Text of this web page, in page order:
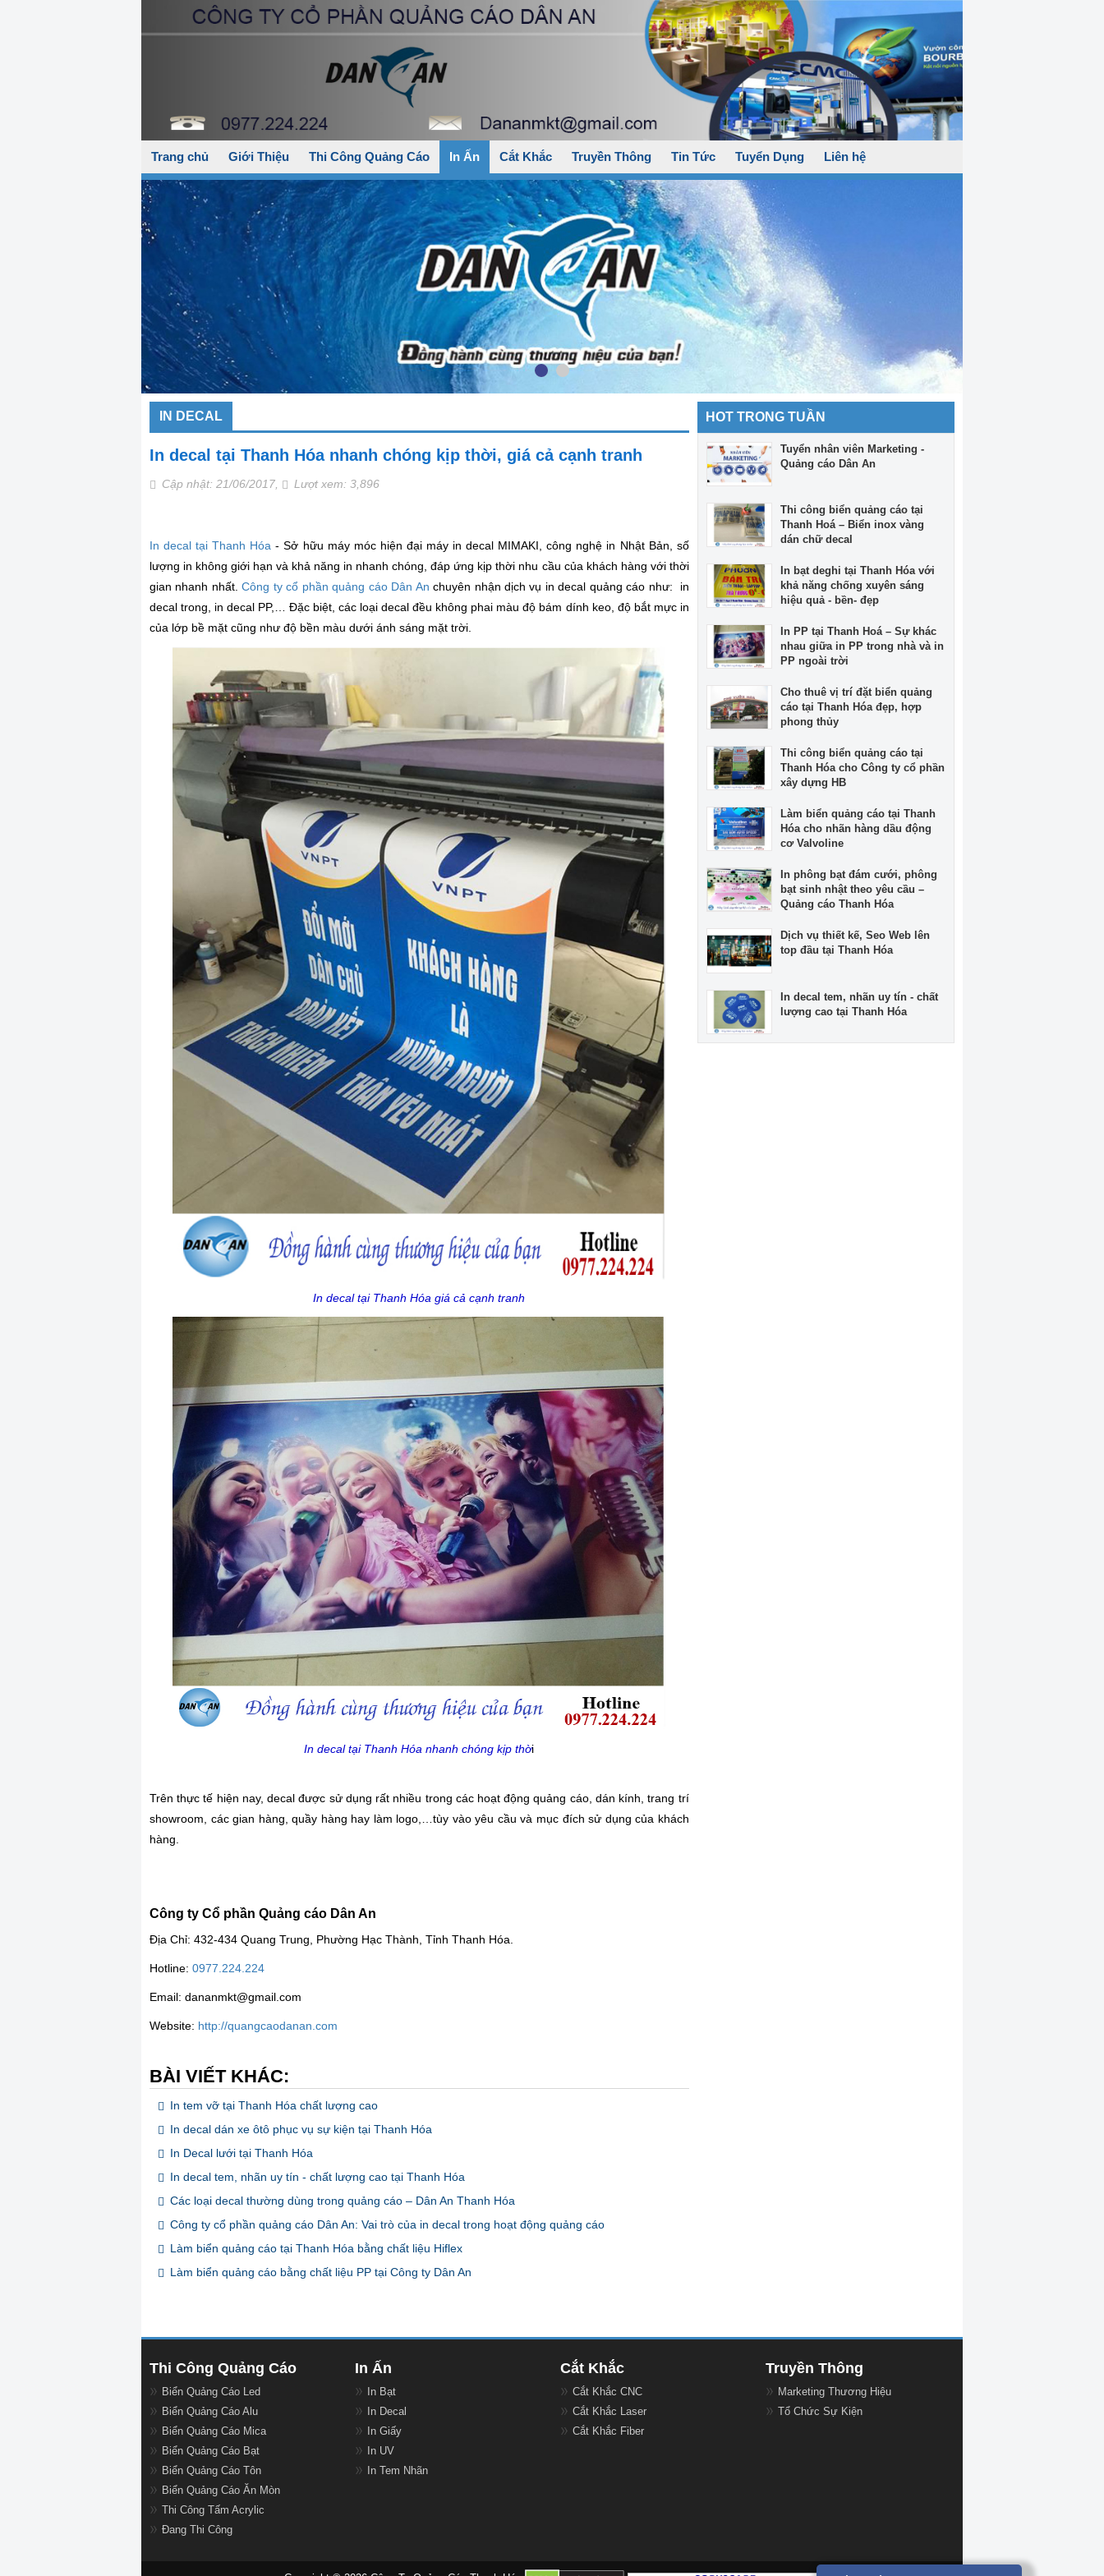
Trang chủ Giới Thiệu Thi Công Quảng Cáo In Ấn Cắt Khắc Truyền Thông Tin Tức Tuyển Dụng Liên hệ
IN DECAL
In decal tại Thanh Hóa nhanh chóng kịp thời, giá cả cạnh tranh
Cập nhật: 21/06/2017, Lượt xem: 3,896
In decal tại Thanh Hóa - Sở hữu máy móc hiện đại máy in decal MIMAKI, công nghệ in Nhật Bản, số
lượng in không giới hạn và khả năng in nhanh chóng, đáp ứng kịp thời nhu cầu của khách hàng với thời
gian nhanh nhất.Công ty cổ phần quảng cáo Dân An chuyên nhận dịch vụ in decal quảng cáo như: in
decal trong, in decal PP,… Đặc biệt, các loại decal đều không phai màu độ bám dính keo, độ bắt mực in
của lớp bề mặt cũng như độ bền màu dưới ánh sáng mặt trời.
In decal tại Thanh Hóa giá cả cạnh tranh
In decal tại Thanh Hóa nhanh chóng kịp thời
Trên thực tế hiện nay, decal được sử dụng rất nhiều trong các hoạt động quảng cáo, dán kính, trang trí
showroom, các gian hàng, quầy hàng hay làm logo,…tùy vào yêu cầu và mục đích sử dụng của khách
hàng.
Công ty Cổ phần Quảng cáo Dân An
Địa Chỉ: 432-434 Quang Trung, Phường Hạc Thành, Tỉnh Thanh Hóa.
Hotline: 0977.224.224
Email: dananmkt@gmail.com
Website: http://quangcaodanan.com
BÀI VIẾT KHÁC:
In tem vỡ tại Thanh Hóa chất lượng cao
In decal dán xe ôtô phục vụ sự kiện tại Thanh Hóa
In Decal lưới tại Thanh Hóa
In decal tem, nhãn uy tín - chất lượng cao tại Thanh Hóa
Các loại decal thường dùng trong quảng cáo – Dân An Thanh Hóa
Công ty cổ phần quảng cáo Dân An: Vai trò của in decal trong hoạt động quảng cáo
Làm biển quảng cáo tại Thanh Hóa bằng chất liệu Hiflex
Làm biển quảng cáo bằng chất liệu PP tại Công ty Dân An
HOT TRONG TUẦN
Tuyển nhân viên Marketing -
Quảng cáo Dân An
Thi công biển quảng cáo tại
Thanh Hoá – Biển inox vàng
dán chữ decal
In bạt deghi tại Thanh Hóa với
khả năng chống xuyên sáng
hiệu quả - bền- đẹp
In PP tại Thanh Hoá – Sự khác
nhau giữa in PP trong nhà và in
PP ngoài trời
Cho thuê vị trí đặt biển quảng
cáo tại Thanh Hóa đẹp, hợp
phong thủy
Thi công biển quảng cáo tại
Thanh Hóa cho Công ty cổ phần
xây dựng HB
Làm biển quảng cáo tại Thanh
Hóa cho nhãn hàng dầu động
cơ Valvoline
In phông bạt đám cưới, phông
bạt sinh nhật theo yêu cầu –
Quảng cáo Thanh Hóa
Dịch vụ thiết kế, Seo Web lên
top đầu tại Thanh Hóa
In decal tem, nhãn uy tín - chất
lượng cao tại Thanh Hóa
Thi Công Quảng Cáo
Biển Quảng Cáo Led
Biển Quảng Cáo Alu
Biển Quảng Cáo Mica
Biển Quảng Cáo Bạt
Biển Quảng Cáo Tôn
Biển Quảng Cáo Ăn Mòn
Thi Công Tấm Acrylic
Đang Thi Công
In Ấn
In Bạt
In Decal
In Giấy
In UV
In Tem Nhãn
Cắt Khắc
Cắt Khắc CNC
Cắt Khắc Laser
Cắt Khắc Fiber
Truyền Thông
Marketing Thương Hiệu
Tổ Chức Sự Kiện